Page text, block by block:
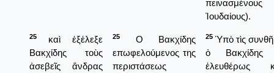
Ἰουδαίους).
25
καὶ ἐξέλεξε
Βακχίδης τοὺς
ἀσεβεῖς ἄνδρας
25
Ο Βακχίδης
επωφελούμενος της
περιστάσεως
25 Ὑπὸ τὶς
ὁ Βακχίδης
ἐλευθέρως